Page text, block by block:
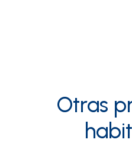
Otras